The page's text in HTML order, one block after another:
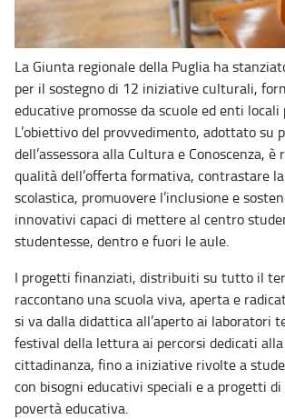
La Giunta regionale della Puglia ha
per il sostegno di 12 iniziative culturali,
educative promosse da scuole ed enti locali
L’obiettivo del provvedimento, adottato su
dell’assessora alla Cultura e Conoscenza, è
qualità dell’offerta formativa, contrastare
scolastica, promuovere l’inclusione e
innovativi capaci di mettere al centro
studentesse, dentro e fuori le aule.
I progetti finanziati, distribuiti su tutto il
raccontano una scuola viva, aperta e
si va dalla didattica all’aperto ai laboratori
festival della lettura ai percorsi dedicati
cittadinanza, fino a iniziative rivolte a
con bisogni educativi speciali e a progetti
povertà educativa.